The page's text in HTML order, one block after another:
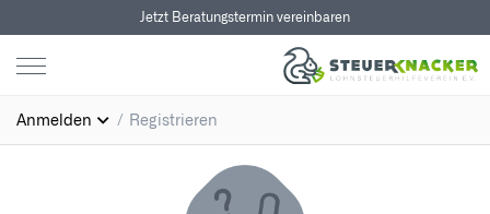
Jetzt Beratungstermin vereinbaren
Anmelden Registrieren